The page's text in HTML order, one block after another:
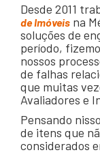
Desde 2011
de Imóveis na
soluções de
período,
nossos
de falhas
que muitas
Avaliadores e
Pensando
de itens que
considerados